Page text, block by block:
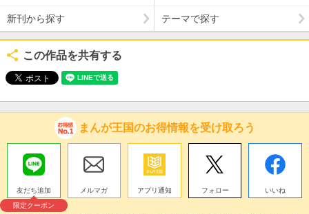
新刊から探す テーマで探す
この作品を共有する
まんが王国のお得情報を受け取ろう
友だち追加
限定クーポン
メルマガ アプリ通知 フォロー いいね